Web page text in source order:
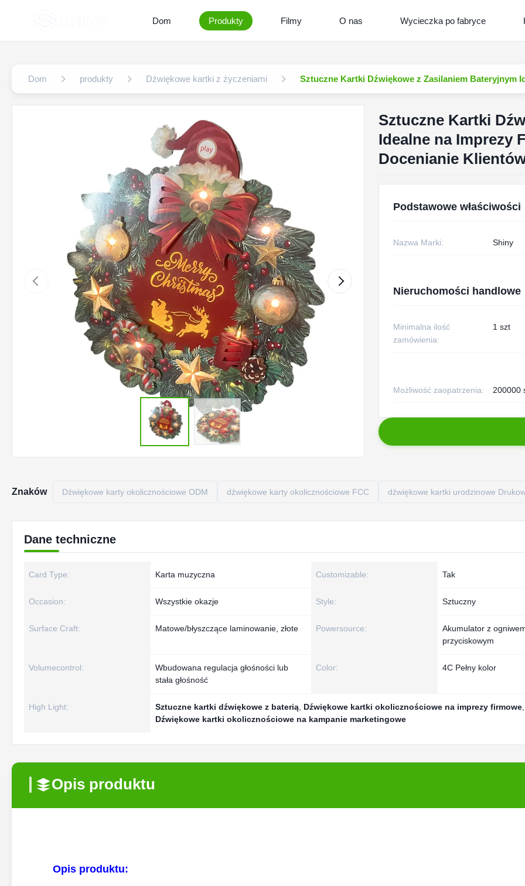
Dom Produkty Filmy O nas Wycieczka po fabryce
Dom produkty Dźwiękowe kartki z życzeniami Sztuczne Kartki Dźwiękowe z Zasilaniem Bateryjnym
Sztuczne Kartki
Idealne na Imprezy
Docenianie
Podstawowe właściwości
Nazwa Marki: Shiny
Nieruchomości handlowe
Minimalna ilość
zamówienia:
1 szt
Możliwość zaopatrzenia: 200000
Znaków Dźwiękowe karty okolicznościowe ODM dźwiękowe karty okolicznościowe FCC dźwiękowe kartki urodzinowe
Dane techniczne
Card Type: Karta muzyczna Customizable: Tak
Occasion: Wszystkie okazje Style: Sztuczny
Surface Craft: Matowe/błyszczące laminowanie, złote Powersource:
Akumulator z
przyciskowym
Volumecontrol:
Wbudowana regulacja głośności lub
stała głośność
Color: 4C Pełny kolor
High Light: Sztuczne kartki dźwiękowe z baterią Dźwiękowe kartki okolicznościowe na imprezy firmowe
Dźwiękowe kartki okolicznościowe na kampanie marketingowe
Opis produktu
Opis produktu: